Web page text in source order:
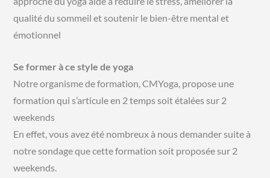
qualité du sommeil et soutenir le bien-être mental et
émotionnel
Se former à ce style de yoga
Notre organisme de formation, CMYoga, propose une
formation qui s’articule en 2 temps soit étalées sur 2
weekends
En effet, vous avez été nombreux à nous demander suite à
notre sondage que cette formation soit proposée sur 2
weekends.